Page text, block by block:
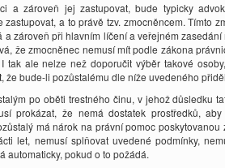
a zároveň jej zastupovat, bude typicky
a to právě tzv. zmocněncem. Tímto
zároveň při hlavním líčení a veřejném
že zmocněnec nemusí mít podle zákona
ale nelze než doporučit výběr takové
bude-li pozůstalému dle níže uvedeného
po oběti trestného činu, v jehož důsledku
prokázat, že nemá dostatek prostředků,
má nárok na právní pomoc
let, nemusí splňovat uvedené podmínky,
automaticky, pokud o to požádá.